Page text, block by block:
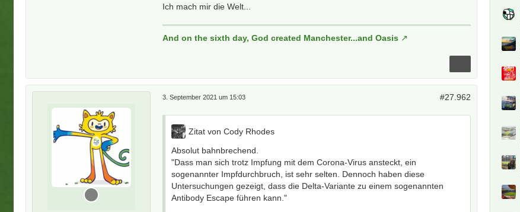
Ich mach mir die Welt...
And on the sixth day, God created Manchester...and Oasis
3. September 2021 um 15:03 #27.962
Zitat von Cody Rhodes
Absolut bahnbrechend.
"Dass man sich trotz Impfung mit dem Corona-Virus ansteckt, ein
sogenannter Impfdurchbruch, ist sehr selten. Dennoch haben diese
Untersuchungen gezeigt, dass die Delta-Variante zu einem sogenannten
Antibody Escape führen kann."